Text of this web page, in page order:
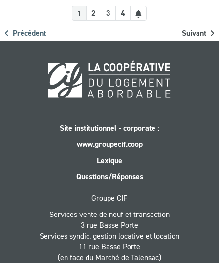
Précédent
1 2 3 4
Créer
une
Suivant
Site institutionnel - corporate :
www.groupecif.coop
Lexique
Questions/Réponses
Groupe CIF
Services vente de neuf et transaction
3 rue Basse Porte
Services syndic, gestion locative et location
11 rue Basse Porte
(en face du Marché de Talensac)